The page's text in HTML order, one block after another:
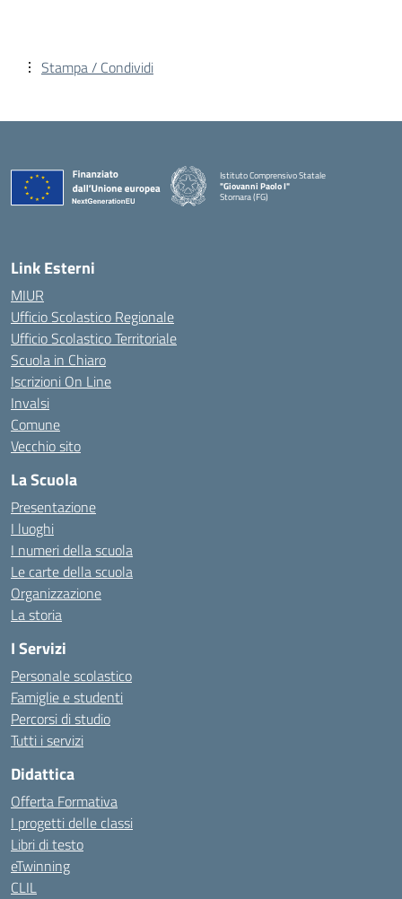
Stampa / Condividi
Istituto Comprensivo Statale
"Giovanni Paolo I"
Stornara (FG)
Link Esterni
MIUR
Ufficio Scolastico Regionale
Ufficio Scolastico Territoriale
Scuola in Chiaro
Iscrizioni On Line
Invalsi
Comune
Vecchio sito
La Scuola
Presentazione
I luoghi
I numeri della scuola
Le carte della scuola
Organizzazione
La storia
I Servizi
Personale scolastico
Famiglie e studenti
Percorsi di studio
Tutti i servizi
Didattica
Offerta Formativa
I progetti delle classi
Libri di testo
eTwinning
CLIL